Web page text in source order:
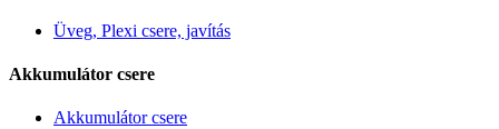
Üveg, Plexi csere, javítás
Akkumulátor csere
Akkumulátor csere